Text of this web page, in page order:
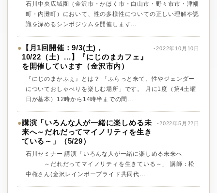
石川中央広域圏（金沢市・かほく市・白山市・野々市市・津幡
町・内灘町）において、性の多様性についての正しい理解や認
識を深めるシンポジウムを開催します...
●
【月1回開催：9/3(土)，
10/22（土）...】『にじのまカフェ』
を開催しています（金沢市内）
-2022年10月10日
『にじのまかふぇ』とは？ 「ふらっと来て、性やジェンダー
についておしゃべりを楽しむ場所」です。 月に1度（第4土曜
日が基本）12時から14時半までの間...
●講演「いろんな人が一緒に楽しめる未
来へ～だれだってマイノリティを生き
ている～」（5/29）
-2022年5月22日
石川セミナー 講演「いろんな人が一緒に楽しめる未来へ
～だれだってマイノリティを生きている～」 講師：松
中権さん(金沢レインボープライド共同代...